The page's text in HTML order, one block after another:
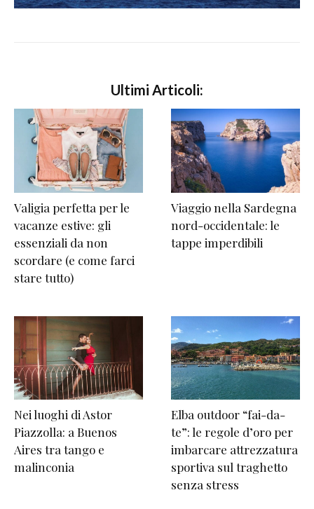
Ultimi Articoli:
Valigia perfetta per le
vacanze estive: gli
essenziali da non
scordare (e come farci
stare tutto)
Viaggio nella Sardegna
nord-occidentale: le
tappe imperdibili
Nei luoghi di Astor
Piazzolla: a Buenos
Aires tra tango e
malinconia
Elba outdoor “fai-da-
te”: le regole d’oro per
imbarcare attrezzatura
sportiva sul traghetto
senza stress